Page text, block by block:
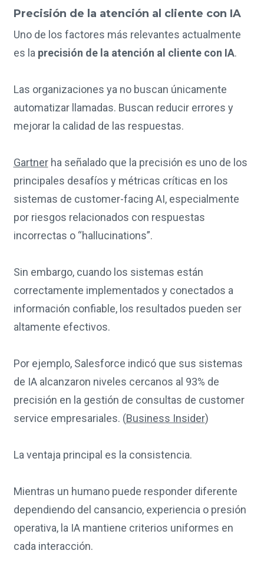
Precisión de la atención al cliente con IA
Uno de los factores más relevantes actualmente
es la precisión de la atención al cliente con IA.
Las organizaciones ya no buscan únicamente
automatizar llamadas. Buscan reducir errores y
mejorar la calidad de las respuestas.
Gartnerha señalado que la precisión es uno de los
principales desafíos y métricas críticas en los
sistemas de customer-facing AI, especialmente
por riesgos relacionados con respuestas
incorrectas o “hallucinations”.
Sin embargo, cuando los sistemas están
correctamente implementados y conectados a
información confiable, los resultados pueden ser
altamente efectivos.
Por ejemplo, Salesforce indicó que sus sistemas
de IA alcanzaron niveles cercanos al 93% de
precisión en la gestión de consultas de customer
service empresariales. (Business Insider)
La ventaja principal es la consistencia.
Mientras un humano puede responder diferente
dependiendo del cansancio, experiencia o presión
operativa, la IA mantiene criterios uniformes en
cada interacción.